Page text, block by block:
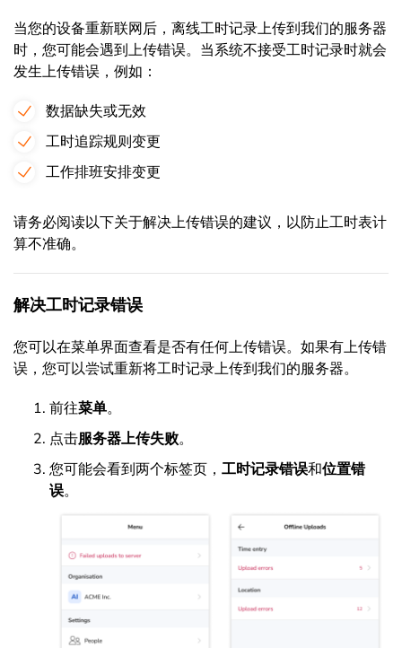
当您的设备重新联网后，离线工时记录上传到我们的服务器
时，您可能会遇到上传错误。当系统不接受工时记录时就会
发生上传错误，例如：
数据缺失或无效
工时追踪规则变更
工作排班安排变更
请务必阅读以下关于解决上传错误的建议，以防止工时表计
算不准确。
解决工时记录错误
您可以在菜单界面查看是否有任何上传错误。如果有上传错
误，您可以尝试重新将工时记录上传到我们的服务器。
前往菜单。
点击服务器上传失败。
您可能会看到两个标签页， 工时记录错误和位置错
误。